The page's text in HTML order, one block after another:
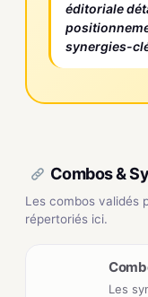
éditoriale
synergies-
Combos &
Les combos validés
répertoriés ici.
Les